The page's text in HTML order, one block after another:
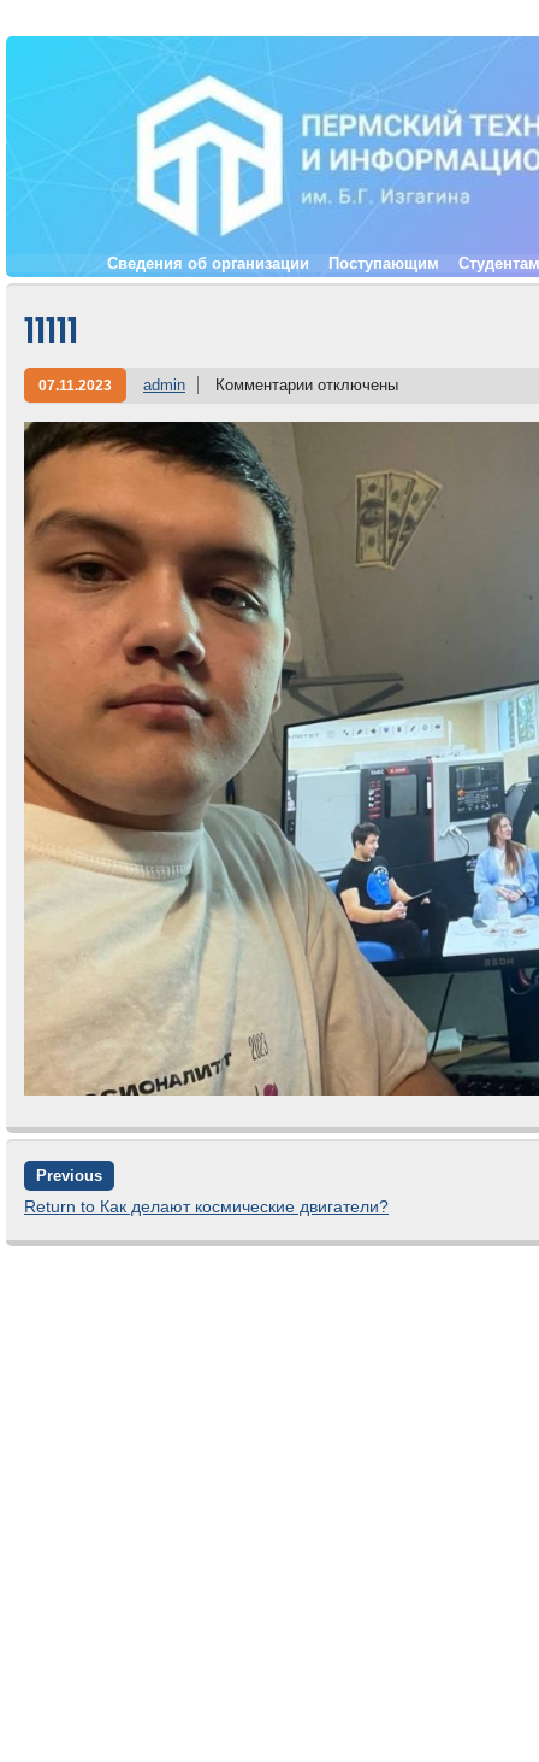
Сведения об организации Поступающим Студентам
11111
07.11.2023 admin Комментарии отключены
Previous
Return to Как делают космические двигатели?